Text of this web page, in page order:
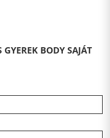
BODY SAJÁT